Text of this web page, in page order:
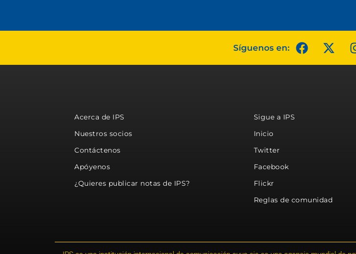
Síguenos en:
Acerca de IPS
Nuestros socios
Contáctenos
Apóyenos
¿Quieres publicar notas de IPS?
Sigue a IPS
Inicio
Twitter
Facebook
Flickr
Reglas de comunidad